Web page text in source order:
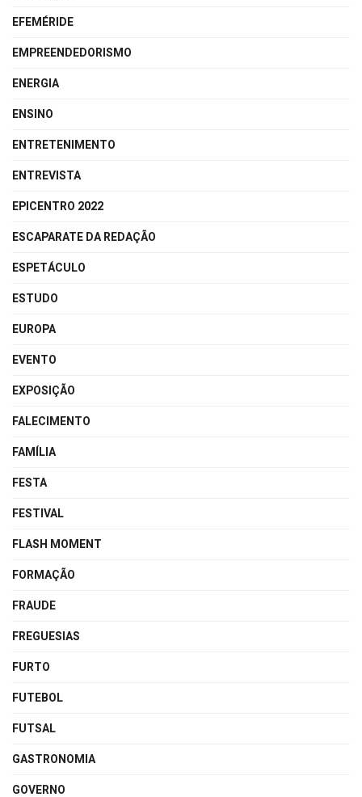
EFEMÉRIDE
EMPREENDEDORISMO
ENERGIA
ENSINO
ENTRETENIMENTO
ENTREVISTA
EPICENTRO 2022
ESCAPARATE DA REDAÇÃO
ESPETÁCULO
ESTUDO
EUROPA
EVENTO
EXPOSIÇÃO
FALECIMENTO
FAMÍLIA
FESTA
FESTIVAL
FLASH MOMENT
FORMAÇÃO
FRAUDE
FREGUESIAS
FURTO
FUTEBOL
FUTSAL
GASTRONOMIA
GOVERNO